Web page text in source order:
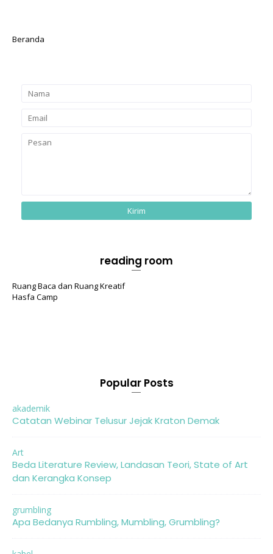
Beranda
reading room
Ruang Baca dan Ruang Kreatif
Hasfa Camp
Popular Posts
akademik
Catatan Webinar Telusur Jejak Kraton Demak
Art
Beda Literature Review, Landasan Teori, State of Art
dan Kerangka Konsep
grumbling
Apa Bedanya Rumbling, Mumbling, Grumbling?